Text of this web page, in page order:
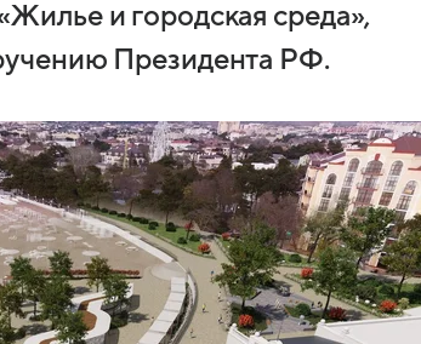
и городская среда»,
Президента РФ.